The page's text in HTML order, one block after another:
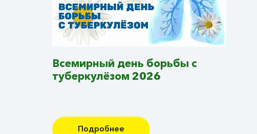
Всемирный день борьбы с
туберкулёзом 2026
Подробнее